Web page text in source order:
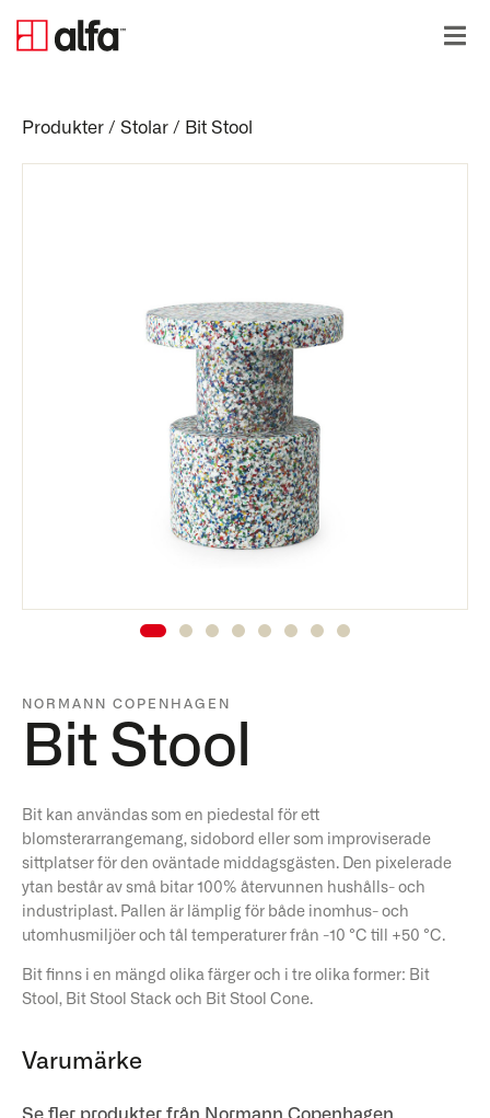
Produkter / Stolar / Bit Stool
NORMANN COPENHAGEN
Bit Stool
Bit kan användas som en piedestal för ett
blomsterarrangemang, sidobord eller som improviserade
sittplatser för den oväntade middagsgästen. Den pixelerade
ytan består av små bitar 100% återvunnen hushålls- och
industriplast. Pallen är lämplig för både inomhus- och
utomhusmiljöer och tål temperaturer från -10 °C till +50 °C.
Bit finns i en mängd olika färger och i tre olika former: Bit
Stool, Bit Stool Stack och Bit Stool Cone.
Varumärke
Se fler produkter från Normann Copenhagen